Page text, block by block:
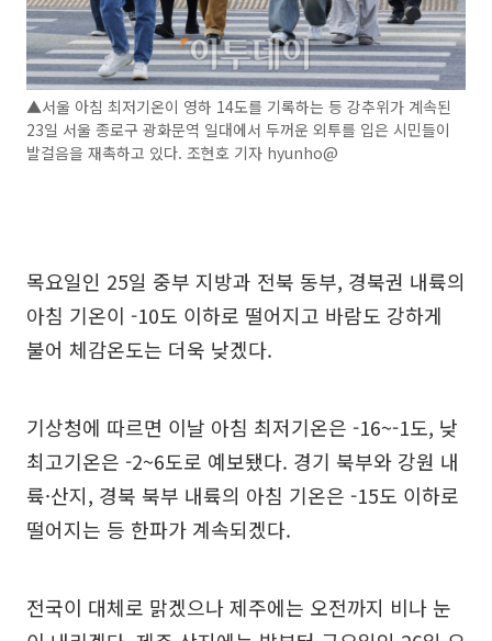
▲서울 아침 최저기온이 영하 14도를 기록하는 등 강추위가 계속된
23일 서울 종로구 광화문역 일대에서 두꺼운 외투를 입은 시민들이
발걸음을 재촉하고 있다. 조현호 기자 hyunho@
목요일인 25일 중부 지방과 전북 동부, 경북권 내륙의
아침 기온이 -10도 이하로 떨어지고 바람도 강하게
불어 체감온도는 더욱 낮겠다.
기상청에 따르면 이날 아침 최저기온은 -16~-1도, 낮
최고기온은 -2~6도로 예보됐다. 경기 북부와 강원 내
륙·산지, 경북 북부 내륙의 아침 기온은 -15도 이하로
떨어지는 등 한파가 계속되겠다.
전국이 대체로 맑겠으나 제주에는 오전까지 비나 눈